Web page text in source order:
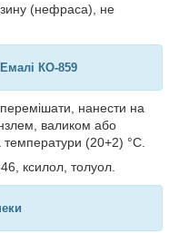
(нефраса), не
КО-859
нанести на
валиком або
(20+2) °C.
ксилол, толуол.